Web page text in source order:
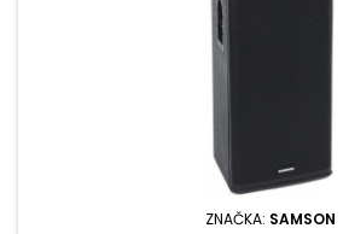
ZNAČKA: SAMSON